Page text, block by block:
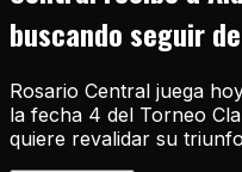
buscando seguir
Rosario Central juega
la fecha 4 del Torneo
quiere revalidar su